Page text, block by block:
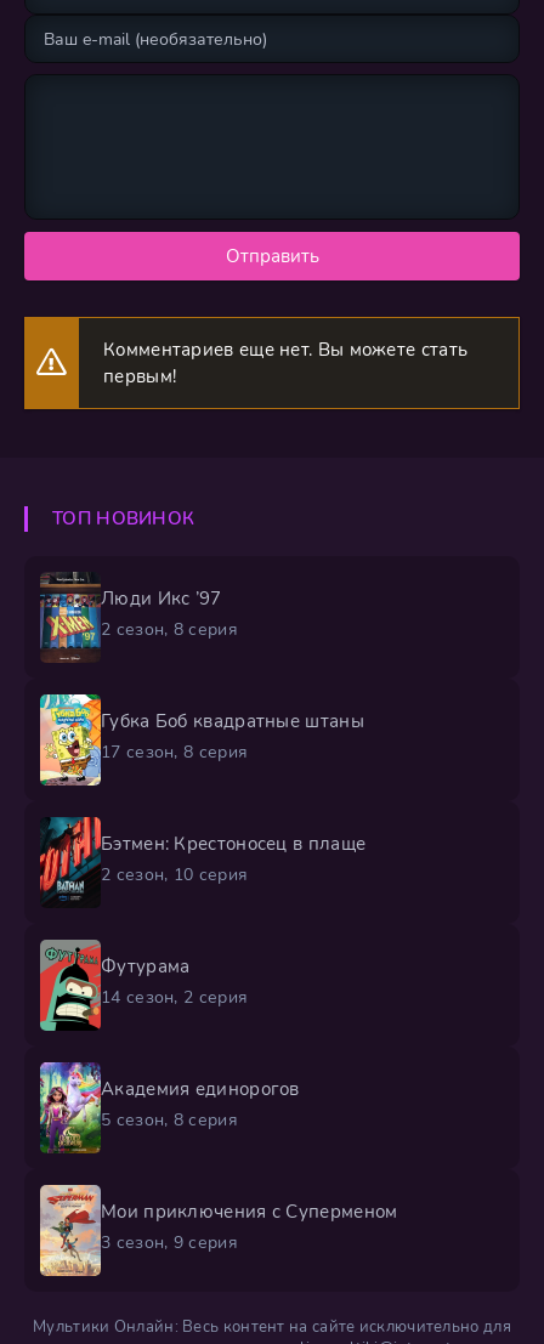
Отправить
Комментариев еще нет. Вы можете стать
первым!
ТОП НОВИНОК
Люди Икс ’97
2 сезон, 8 серия
Губка Боб квадратные штаны
17 сезон, 8 серия
Бэтмен: Крестоносец в плаще
2 сезон, 10 серия
Футурама
14 сезон, 2 серия
Академия единорогов
5 сезон, 8 серия
Мои приключения с Суперменом
3 сезон, 9 серия
Мультики Онлайн: Весь контент на сайте исключительно для